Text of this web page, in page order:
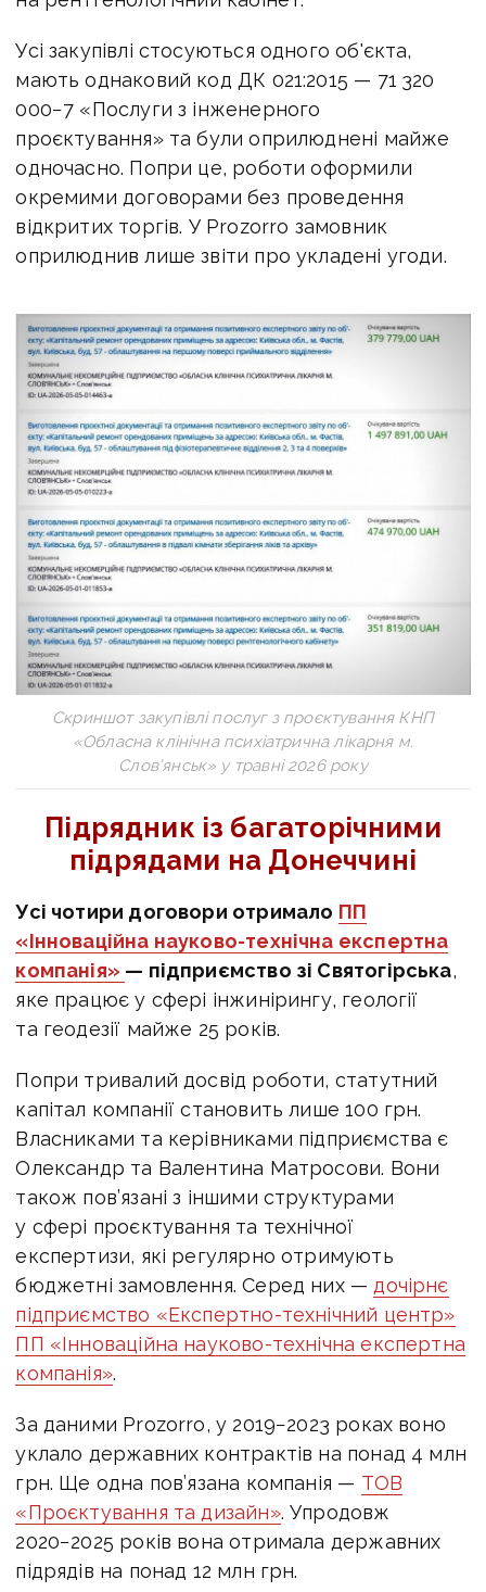
Усі закупівлі стосуються одного об'єкта,
мають однаковий код ДК 021:2015 — 71 320
000−7 «Послуги з інженерного
проєктування» та були оприлюднені майже
одночасно. Попри це, роботи оформили
окремими договорами без проведення
відкритих торгів. У Prozorro замовник
оприлюднив лише звіти про укладені угоди.
Скриншот закупівлі послуг з проєктування КНП
«Обласна клінічна психіатрична лікарня м.
Слов’янськ» у травні 2026 року
Підрядник із багаторічними
підрядами на Донеччині
Усі чотири договори отримало ПП
«Інноваційна науково-технічна експертна
компанія» — підприємство зі Святогірська,
яке працює у сфері інжинірингу, геології
та геодезії майже 25 років.
Попри тривалий досвід роботи, статутний
капітал компанії становить лише 100 грн.
Власниками та керівниками підприємства є
Олександр та Валентина Матросови. Вони
також пов’язані з іншими структурами
у сфері проєктування та технічної
експертизи, які регулярно отримують
бюджетні замовлення. Серед них — дочірнє
підприємство «Експертно-технічний центр»
ПП «Інноваційна науково-технічна експертна
компанія».
За даними Prozorro, у 2019−2023 роках воно
уклало державних контрактів на понад 4 млн
грн. Ще одна пов’язана компанія — ТОВ
«Проєктування та дизайн». Упродовж
2020−2025 років вона отримала державних
підрядів на понад 12 млн грн.